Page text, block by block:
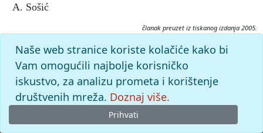
A. Sošić
članak preuzet iz tiskanog izdanja 2005.
Citiranje:
Istarska enciklopedija (2005), mrežno izdanje.
Leksikografski zavod Miroslav Krleža, 2026. Pristupljeno
7.8.2026. <https://istra.lzmk.hr/clanak/geodezija>.
Naše web stranice koriste kolačiće kako bi
Vam omogućili najbolje korisničko
iskustvo, za analizu prometa i korištenje
društvenih mreža. Doznaj više.
Prihvati
© 2026Leksikografski zavodMiroslav Krleža